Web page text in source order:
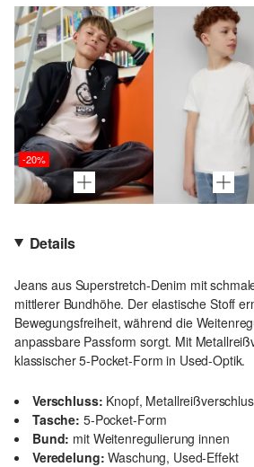
-20%
Details
Jeans aus Superstretch-Denim mit
mittlerer Bundhöhe. Der elastische Stoff
Bewegungsfreiheit, während die
anpassbare Passform sorgt. Mit
klassischer 5-Pocket-Form in Used-Optik.
Verschluss: Knopf,
Tasche: 5-Pocket-Form
Bund: mit Weitenregulierung innen
Veredelung: Waschung, Used-Effekt